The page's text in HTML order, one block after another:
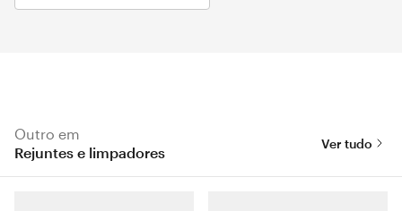
Outro em
Rejuntes e limpadores
Ver tudo